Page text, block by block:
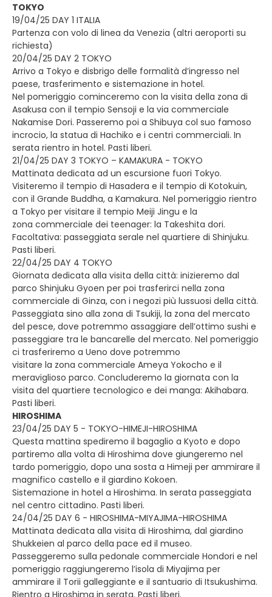
TOKYO
19/04/25 DAY 1 ITALIA
Partenza con volo di linea da Venezia (altri aeroporti su
richiesta)
20/04/25 DAY 2 TOKYO
Arrivo a Tokyo e disbrigo delle formalità d’ingresso nel
paese, trasferimento e sistemazione in hotel.
Nel pomeriggio cominceremo con la visita della zona di
Asakusa con il tempio Sensoji e la via commerciale
Nakamise Dori. Passeremo poi a Shibuya col suo famoso
incrocio, la statua di Hachiko e i centri commerciali. In
serata rientro in hotel. Pasti liberi.
21/04/25 DAY 3 TOKYO – KAMAKURA - TOKYO
Mattinata dedicata ad un escursione fuori Tokyo.
Visiteremo il tempio di Hasadera e il tempio di Kotokuin,
con il Grande Buddha, a Kamakura. Nel pomeriggio rientro
a Tokyo per visitare il tempio Meiji Jingu e la
zona commerciale dei teenager: la Takeshita dori.
Facoltativa: passeggiata serale nel quartiere di Shinjuku.
Pasti liberi.
22/04/25 DAY 4 TOKYO
Giornata dedicata alla visita della città: inizieremo dal
parco Shinjuku Gyoen per poi trasferirci nella zona
commerciale di Ginza, con i negozi più lussuosi della città.
Passeggiata sino alla zona di Tsukiji, la zona del mercato
del pesce, dove potremmo assaggiare dell’ottimo sushi e
passeggiare tra le bancarelle del mercato. Nel pomeriggio
ci trasferiremo a Ueno dove potremmo
visitare la zona commerciale Ameya Yokocho e il
meraviglioso parco. Concluderemo la giornata con la
visita del quartiere tecnologico e dei manga: Akihabara.
Pasti liberi.
HIROSHIMA
23/04/25 DAY 5 - TOKYO-HIMEJI-HIROSHIMA
Questa mattina spediremo il bagaglio a Kyoto e dopo
partiremo alla volta di Hiroshima dove giungeremo nel
tardo pomeriggio, dopo una sosta a Himeji per ammirare il
magnifico castello e il giardino Kokoen.
Sistemazione in hotel a Hiroshima. In serata passeggiata
nel centro cittadino. Pasti liberi.
24/04/25 DAY 6 - HIROSHIMA-MIYAJIMA-HIROSHIMA
Mattinata dedicata alla visita di Hiroshima, dal giardino
Shukkeien al parco della pace ed il museo.
Passeggeremo sulla pedonale commerciale Hondori e nel
pomeriggio raggiungeremo l’isola di Miyajima per
ammirare il Torii galleggiante e il santuario di Itsukushima.
Rientro a Hiroshima in serata. Pasti liberi.